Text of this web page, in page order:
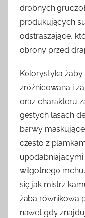
drobnych
produkujących
odstraszające,
obrony przed
Kolorystyka
zróżnicowana i
oraz charakteru
gęstych lasach
barwy
często z
upodabniającymi
wilgotnego
się jak mistrz
żaba równikowa
nawet gdy